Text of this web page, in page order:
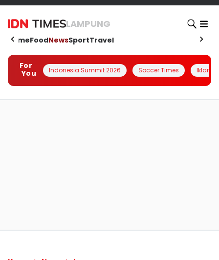
LAMPUNG
HomeFoodNewsSportTravel
For
You
Indonesia Summit 2026 Soccer Times Iklanin